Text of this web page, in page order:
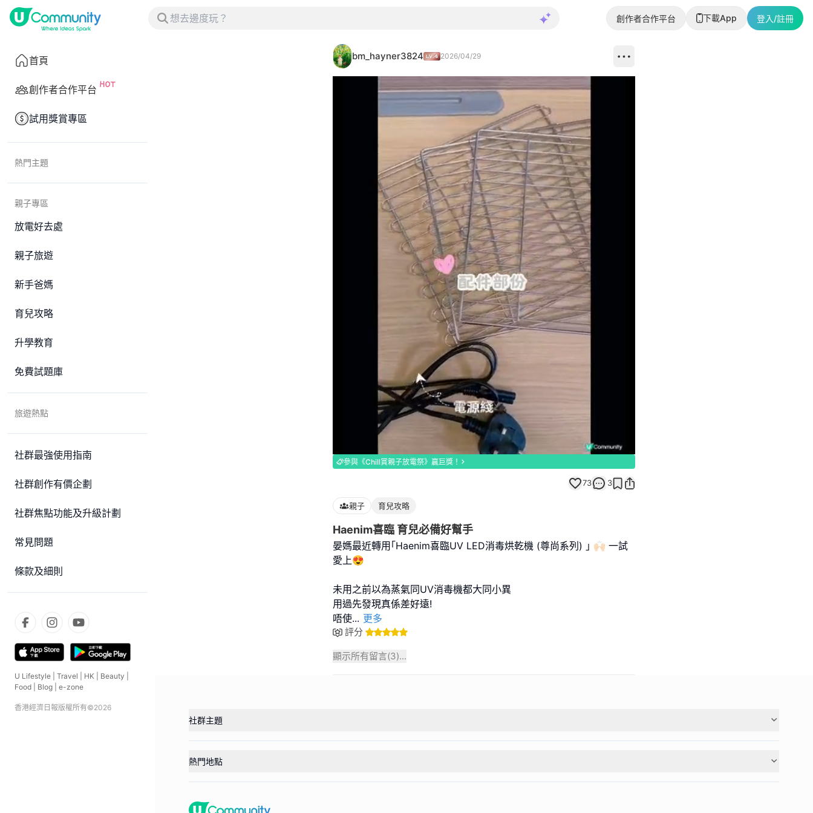
創作者合作平台 下載App 登入/註冊
首頁
創作者合作平台
試用獎賞專區
熱門主題
親子專區
放電好去處
親子旅遊
新手爸媽
育兒攻略
升學教育
免費試題庫
旅遊熱點
社群最強使用指南
社群創作有價企劃
社群焦點功能及升級計劃
常見問題
條款及細則
U Lifestyle Travel HK Beauty
Food
Blog e-zone
香港經濟日報版權所有©2026
bm_hayner3824 2026/04/29
Loaded
100.00%
Unmute
參與《Chill賞親子放電祭》贏巨獎！
73 3
親子 育兒攻略
Haenim喜臨 育兒必備好幫手
晏媽最近轉用｢Haenim喜臨UV LED消毒烘乾機 (尊尚系列) ｣ 🙌🏻 一試
愛上😍
未用之前以為蒸氣同UV消毒機都大同小異
用過先發現真係差好遠!
唔使... 更多
評分
顯示所有留言(3)...
社群主題
熱門地點